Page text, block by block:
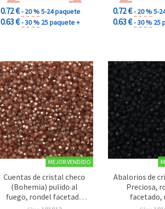
0.72 €- 20 %5-24 paquete
0.63 €- 30 % 25 paquete +
0.72 €- 20 %5-
0.63 €- 30 % 25
MEJOR VENDIDO
Cuentas de cristal checo
(Bohemia) pulido al
fuego, rondel facetado
4x3,6 mm con agujero de
Abalorios de
Preciosa,
facetado,
azabache,